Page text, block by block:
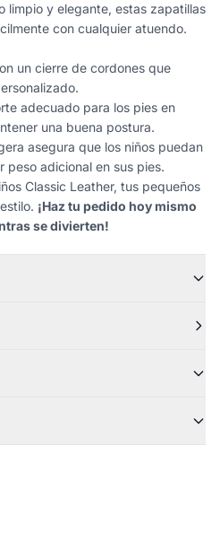
limpio y elegante, estas zapatillas
con cualquier atuendo.
un cierre de cordones que
adecuado para los pies en
una buena postura.
asegura que los niños puedan
peso adicional en sus pies.
Classic Leather, tus pequeños
¡Haz tu pedido hoy mismo
se divierten!